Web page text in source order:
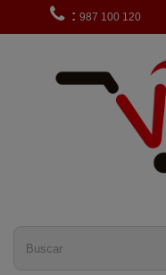
: 987 100 120